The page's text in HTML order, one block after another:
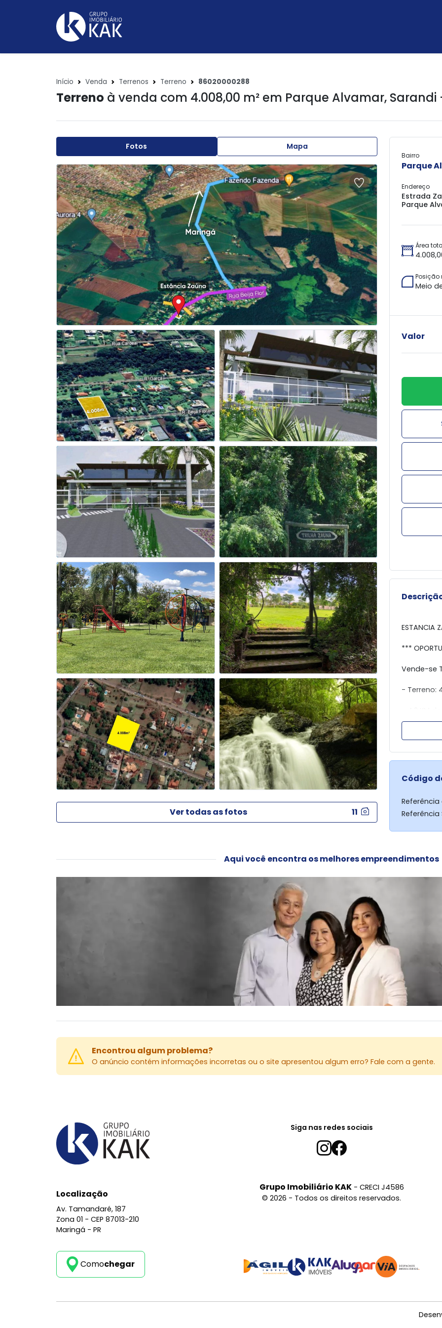
Início Venda Terrenos Terreno 86020000288
Terreno à venda com 4.008,00 m² em Parque Alvamar, Sarandi
Fotos Mapa
Ver todas as fotos 11
Bairro
Parque
Endereço
Estrada
Parque
Área
Posição
Meio
Valor
ESTANCIA
***
Vende-se
- Terreno:
-
Tratar:
Whats
(44) 3023
(44)99184
Código
Referência
Aqui você encontra os melhores empreendimentos
Encontrou algum problema?
O anúncio contém informações incorretas ou o site apresentou algum erro? Fale com a gente.
Localização
Av. Tamandaré, 187
Zona 01 - CEP 87013-210
Maringá - PR
Comochegar
Siga nas redes sociais
Grupo Imobiliário KAK- CRECI J4586
© 2026 - Todos os direitos reservados.